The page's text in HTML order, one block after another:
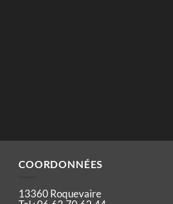
COORDONNÉES
13360 Roquevaire